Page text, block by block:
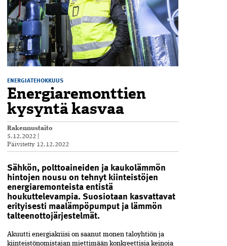
ENERGIATEHOKKUUS
Energia­remonttien
kysyntä kasvaa
Rakennustaito
5.12.2022
Päivitetty 12.12.2022
Sähkön, polttoaineiden ja kaukolämmön
hintojen nousu on tehnyt kiinteistöjen
energia­remonteista entistä
houkuttelevampia. Suosiotaan kasvattavat
erityisesti maa­lämpö­pumput ja lämmön
talteen­otto­järjestelmät.
Akuutti energiakriisi on saanut monen­ taloyhtiön ja
kiinteistönomistajan miettimään konkreettisia keinoja